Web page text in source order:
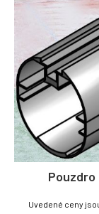
Pouzdro
Uvedené ceny